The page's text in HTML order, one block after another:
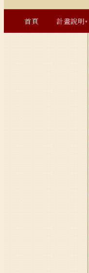
首頁 計畫說明▾